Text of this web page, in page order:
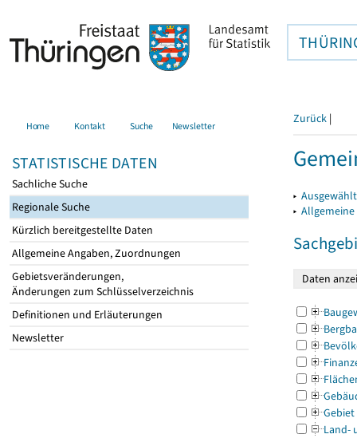
Home Kontakt Suche Newsletter
STATISTISCHE DATEN
Sachliche Suche
Regionale Suche
Kürzlich bereitgestellte Daten
Allgemeine Angaben, Zuordnungen
Gebietsveränderungen,
Änderungen zum Schlüsselverzeichnis
Definitionen und Erläuterungen
Newsletter
Zurück |
▸
▸
Gebiet
Land-